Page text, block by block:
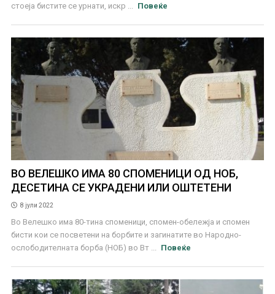
стоеја бистите се урнати, искр ...
Повеќе
ВО ВЕЛЕШКО ИМА 80 СПОМЕНИЦИ ОД НОБ,
ДЕСЕТИНА СЕ УКРАДЕНИ ИЛИ ОШТЕТЕНИ
8 јули 2022
Во Велешко има 80-тина споменици, спомен-обележја и спомен
бисти кои се посветени на борбите и загинатите во Народно-
ослободителната борба (НОБ) во Вт ...
Повеќе